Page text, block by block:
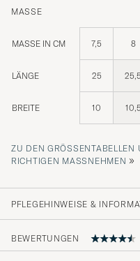
MASSE
MASSE IN CM 7,5 8
LÄNGE 25 25,5
BREITE 10 10,5
ZU DEN GRÖSSENTABELLEN
ICHTIGEN MASSNEHMEN
»
PFLEGEHINWEISE &
BEWERTUNGEN